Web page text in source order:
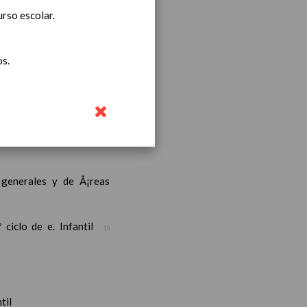
transversal en las
y de Ã¡reas
ciclo de e. Infantil
15
escolar.